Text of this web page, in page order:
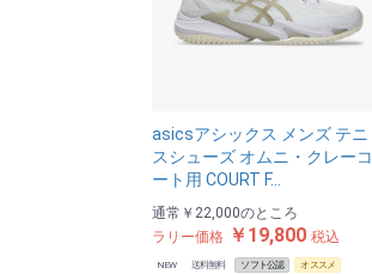
asicsアシックス メンズ テニ
スシューズ オムニ・クレーコ
ート用 COURT F…
通常 ￥22,000のところ
ラリー価格 ￥19,800 税込
NEW 送料無料 ソフト公認 オススメ